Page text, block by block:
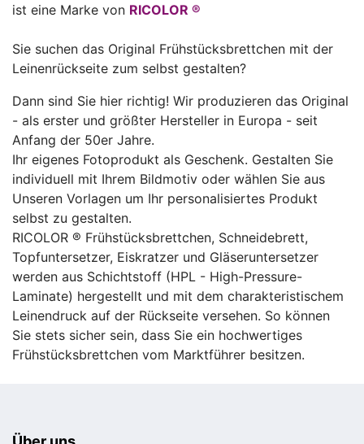
ist eine Marke von RICOLOR ®
Sie suchen das Original Frühstücksbrettchen mit der
Leinenrückseite zum selbst gestalten?
Dann sind Sie hier richtig! Wir produzieren das Original
- als erster und größter Hersteller in Europa - seit
Anfang der 50er Jahre.
Ihr eigenes Fotoprodukt als Geschenk. Gestalten Sie
individuell mit Ihrem Bildmotiv oder wählen Sie aus
Unseren Vorlagen um Ihr personalisiertes Produkt
selbst zu gestalten.
RICOLOR ® Frühstücksbrettchen, Schneidebrett,
Topfuntersetzer, Eiskratzer und Gläseruntersetzer
werden aus Schichtstoff (HPL - High-Pressure-
Laminate) hergestellt und mit dem charakteristischem
Leinendruck auf der Rückseite versehen. So können
Sie stets sicher sein, dass Sie ein hochwertiges
Frühstücksbrettchen vom Marktführer besitzen.